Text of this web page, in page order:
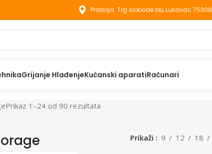
Prodaja: Trg slobode bb, Lukavac 75308
Grijanje HlađenjeKućanski aparatiRačunari
Prikaz 1–24 od 90 rezultata
Prikaži 9 12 18